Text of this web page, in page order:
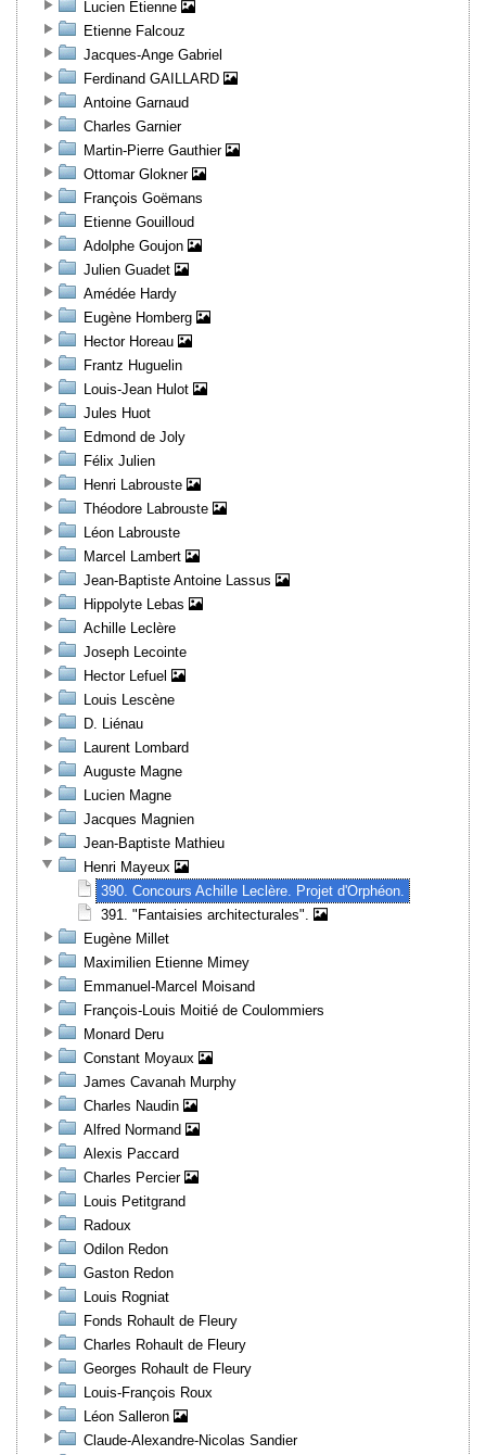
Lucien Etienne
Etienne Falcouz
Jacques-Ange Gabriel
Ferdinand GAILLARD
Antoine Garnaud
Charles Garnier
Martin-Pierre Gauthier
Ottomar Glokner
François Goëmans
Etienne Gouilloud
Adolphe Goujon
Julien Guadet
Amédée Hardy
Eugène Homberg
Hector Horeau
Frantz Huguelin
Louis-Jean Hulot
Jules Huot
Edmond de Joly
Félix Julien
Henri Labrouste
Théodore Labrouste
Léon Labrouste
Marcel Lambert
Jean-Baptiste Antoine Lassus
Hippolyte Lebas
Achille Leclère
Joseph Lecointe
Hector Lefuel
Louis Lescène
D. Liénau
Laurent Lombard
Auguste Magne
Lucien Magne
Jacques Magnien
Jean-Baptiste Mathieu
Henri Mayeux
390. Concours Achille Leclère. Projet d'Orphéon.
391. "Fantaisies architecturales".
Eugène Millet
Maximilien Etienne Mimey
Emmanuel-Marcel Moisand
François-Louis Moitié de Coulommiers
Monard Deru
Constant Moyaux
James Cavanah Murphy
Charles Naudin
Alfred Normand
Alexis Paccard
Charles Percier
Louis Petitgrand
Radoux
Odilon Redon
Gaston Redon
Louis Rogniat
Fonds Rohault de Fleury
Charles Rohault de Fleury
Georges Rohault de Fleury
Louis-François Roux
Léon Salleron
Claude-Alexandre-Nicolas Sandier